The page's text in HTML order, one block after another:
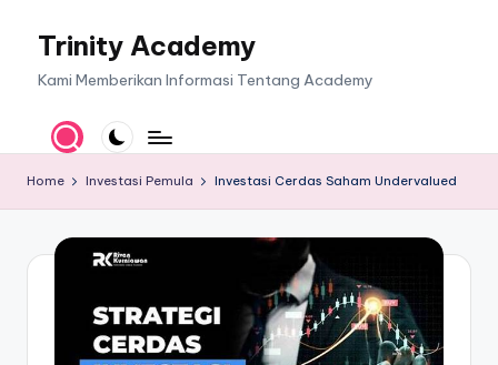
Trinity Academy
Kami Memberikan Informasi Tentang Academy
Home Investasi Pemula Investasi Cerdas Saham Undervalued